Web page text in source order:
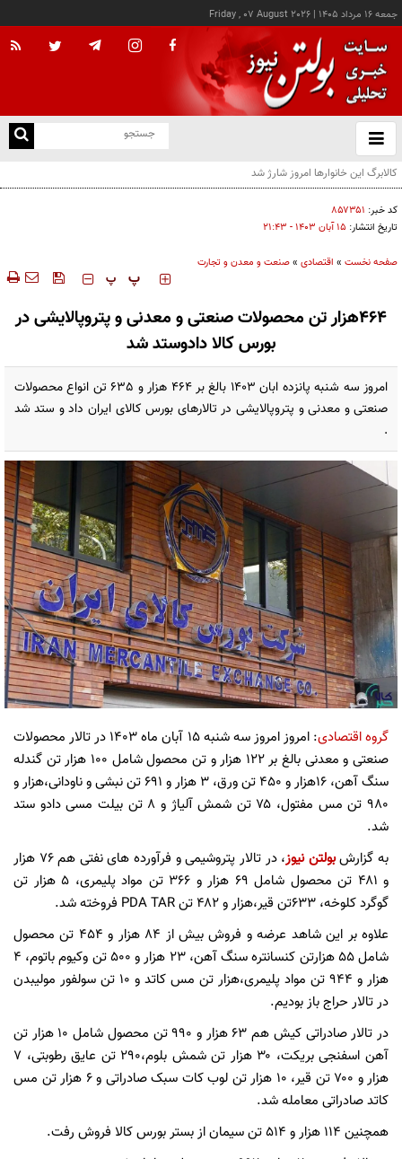
جمعه ۱۶ مرداد ۱۴۰۵ |
Friday , 07 August 2026
باز
و
کد خبر: ۸۵۷۳۵۱
تاریخ انتشار: ۱۵ آبان ۱۴۰۳ - ۲۱:۴۳
صفحه نخست » اقتصادی »صنعت و معدن و تجارت
‍‍‍ پ پ
۴۶۴هزار تن محصولات صنعتی و معدنی و پتروپالایشی در
بورس کالا دادوستد شد
امروز سه شنبه پانزده ابان 1403 بالغ بر 464 هزار و 635 تن انواع محصولات
صنعتی و معدنی و پتروپالایشی در تالارهای بورس کالای ایران داد و ستد شد
.
گروه اقتصادی
: امروز امروز سه شنبه 15 آبان ماه 1403 در تالار محصولات
صنعتی و معدنی بالغ بر ۱۲۲ هزار و تن محصول شامل ۱۰۰ هزار تن گندله
سنگ آهن، ۱۶هزار و ۴۵۰ تن ورق، ۳ هزار و ۶۹۱ تن نبشی و ناودانی،هزار و
۹۸۰ تن مس مفتول، ۷۵ تن شمش آلیاژ و ۸ تن بیلت مسی دادو ستد
شد.
به گزارشبولتن نیوز
، در تالار پتروشیمی و فرآورده های نفتی هم ۷۶ هزار
و ۴۸۱ تن محصول شامل ۶۹ هزار و ۳۶۶ تن مواد پلیمری، ۵ هزار تن
گوگرد کلوخه، ۶۳۳تن قیر،هزار و ۴۸۲ تن PDA TAR فروخته شد.
علاوه بر این شاهد عرضه و فروش بیش از ۸۴ هزار و ۴۵۴ تن محصول
شامل ۵۵ هزارتن کنسانتره سنگ آهن، ۲۳ هزار و ۵۰۰ تن وکیوم باتوم، ۴
هزار و ۹۴۴ تن مواد پلیمری،هزار تن مس کاتد و ۱۰ تن سولفور مولیبدن
در تالار حراج باز بودیم.
در تالار صادراتی کیش هم ۶۳ هزار و ۹۹۰ تن محصول شامل ۱۰ هزار تن
آهن اسفنجی بریکت، ۳۰ هزار تن شمش بلوم،۲۹۰ تن عایق رطوبتی، ۷
هزار و ۷۰۰ تن قیر، ۱۰ هزار تن لوب کات سبک صادراتی و ۶ هزار تن مس
کاتد صادراتی معامله شد.
همچنین ۱۱۴ هزار و ۵۱۴ تن سیمان از بستر بورس کالا فروش رفت.